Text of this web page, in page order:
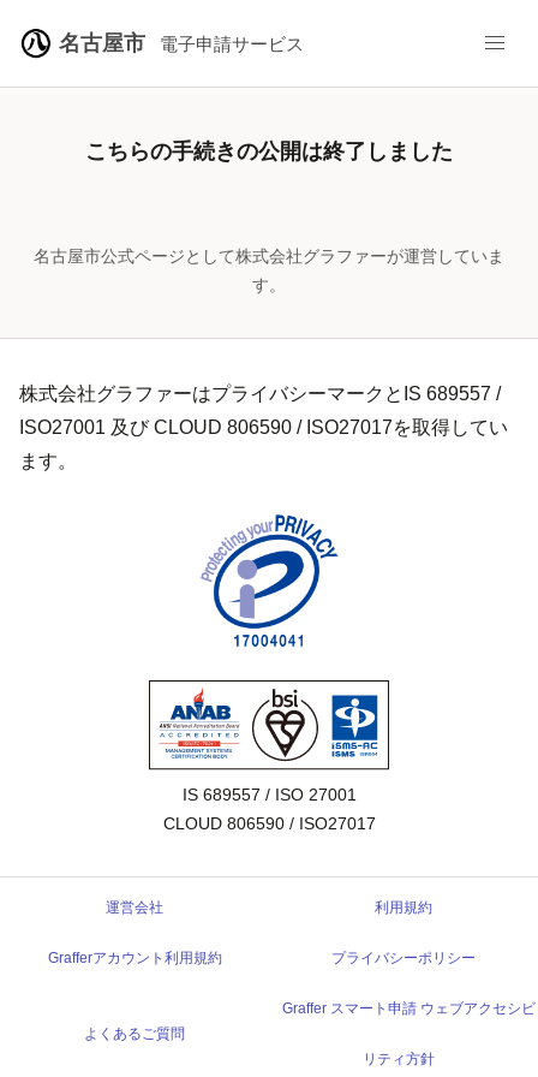
名古屋市 電子申請サービス
こちらの手続きの公開は終了しました
名古屋市公式ページとして株式会社グラファーが運営していま
す。
株式会社グラファーはプライバシーマークとIS 689557 /
ISO27001 及び CLOUD 806590 / ISO27017を取得してい
ます。
IS 689557 / ISO 27001
CLOUD 806590 / ISO27017
運営会社 利用規約
Grafferアカウント利用規約 プライバシーポリシー
よくあるご質問
Graffer スマート申請 ウェブアクセシビ
リティ方針